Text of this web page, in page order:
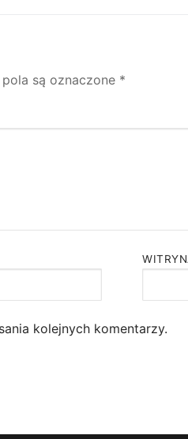
są oznaczone *
kolejnych komentarzy.